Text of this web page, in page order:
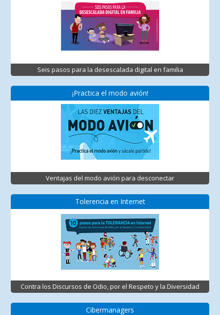
Seis pasos para la desescalada digital en familia
¡Practica el modo avión!
Ventajas del modo avión para desconectar
Tolerencia en Internet
Contra los Discursos de Odio, por el Respeto y la Diversidad
Cibermanagers